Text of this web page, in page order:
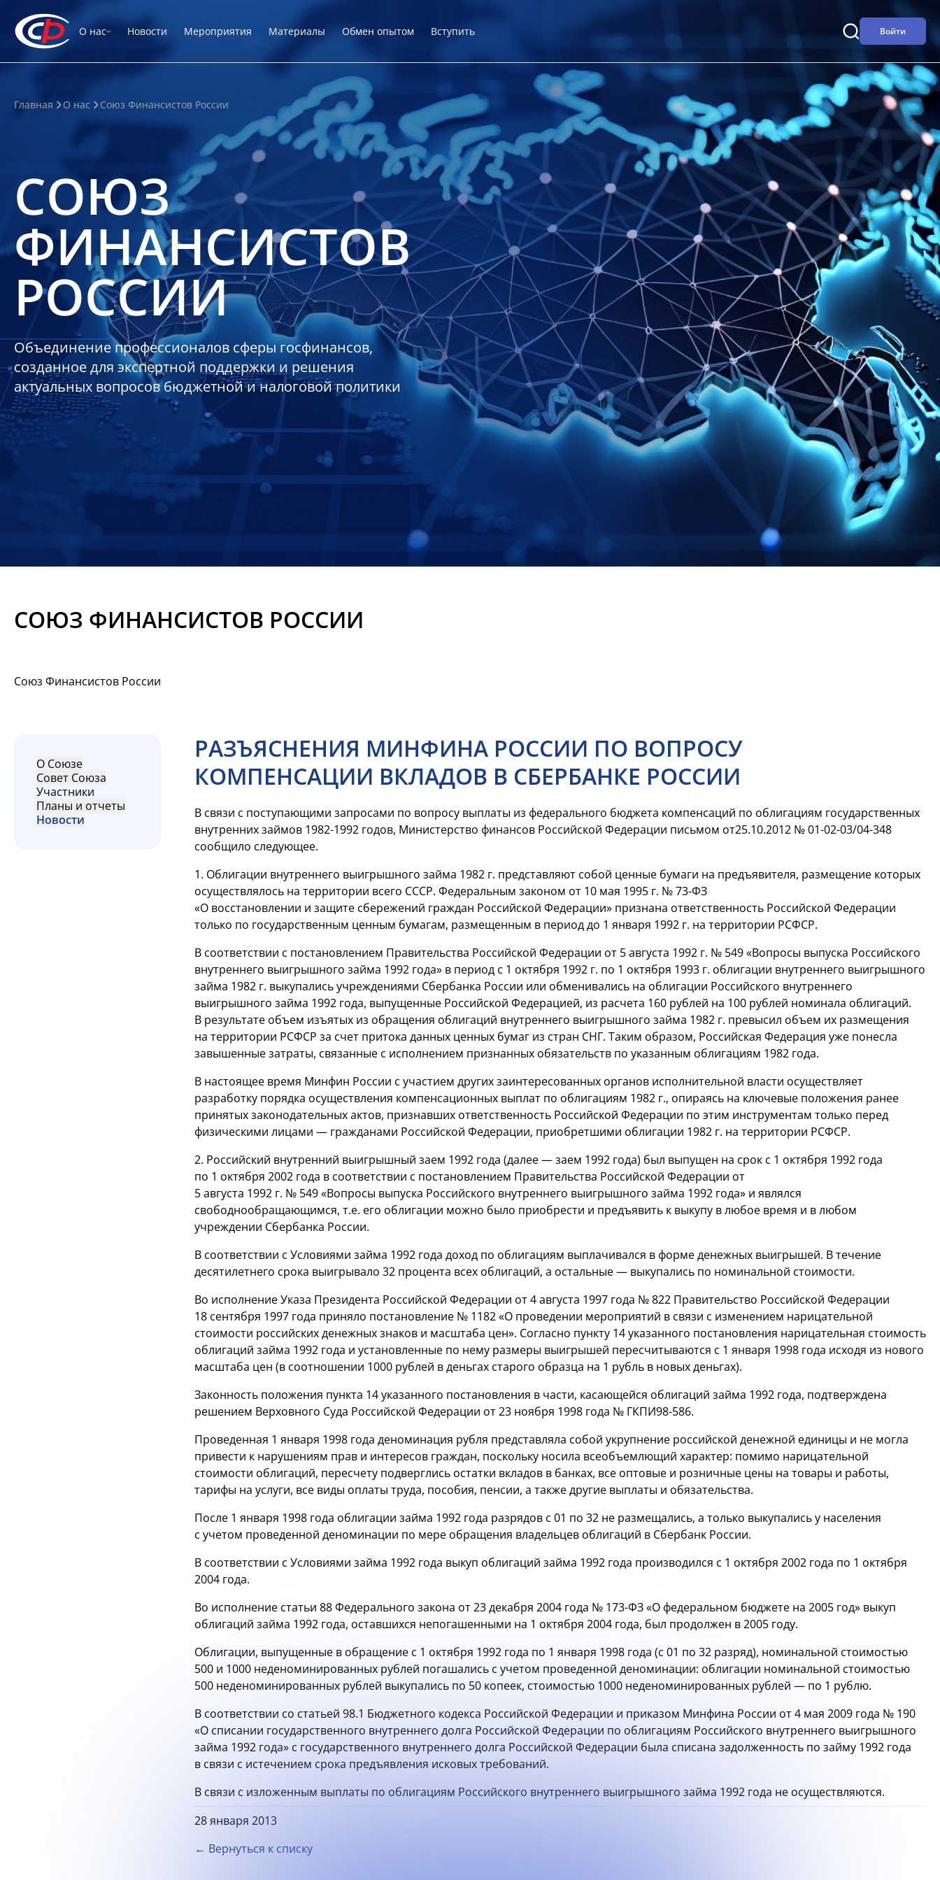
О нас Новости Мероприятия Материалы Обмен опытом Вступить Войти
Главная О нас Союз Финансистов России
СОЮЗ
ФИНАНСИСТОВ
РОССИИ
Объединение профессионалов сферы госфинансов,
созданное для экспертной поддержки и решения
актуальных вопросов бюджетной и налоговой политики
СОЮЗ ФИНАНСИСТОВ РОССИИ
Союз Финансистов России
О Союзе
Совет Союза
Участники
Планы и отчеты
Новости
РАЗЪЯСНЕНИЯ МИНФИНА РОССИИ ПО ВОПРОСУ
КОМПЕНСАЦИИ ВКЛАДОВ В СБЕРБАНКЕ РОССИИ
В связи с поступающими запросами по вопросу выплаты из федерального бюджета компенсаций по облигациям государственных
внутренних займов 1982-1992 годов, Министерство финансов Российской Федерации письмом от25.10.2012 № 01-02-03/04-348
сообщило следующее.
1. Облигации внутреннего выигрышного займа 1982 г. представляют собой ценные бумаги на предъявителя, размещение которых
осуществлялось на территории всего СССР. Федеральным законом от 10 мая 1995 г. №73-ФЗ
«О восстановлении и защите сбережений граждан Российской Федерации» признана ответственность Российской Федерации
только по государственным ценным бумагам, размещенным в период до 1 января 1992 г. на территории РСФСР.
В соответствии с постановлением Правительства Российской Федерации от 5 августа 1992 г. № 549 «Вопросы выпуска Российского
внутреннего выигрышного займа 1992 года» в период с 1 октября 1992 г. по 1 октября 1993 г. облигации внутреннего выигрышного
займа 1982 г. выкупались учреждениями Сбербанка России или обменивались на облигации Российского внутреннего
выигрышного займа 1992 года, выпущенные Российской Федерацией, из расчета 160 рублей на 100 рублей номинала облигаций.
В результате объем изъятых из обращения облигаций внутреннего выигрышного займа 1982 г. превысил объем их размещения
на территории РСФСР за счет притока данных ценных бумаг из стран СНГ. Таким образом, Российская Федерация уже понесла
завышенные затраты, связанные с исполнением признанных обязательств по указанным облигациям 1982 года.
В настоящее время Минфин России с участием других заинтересованных органов исполнительной власти осуществляет
разработку порядка осуществления компенсационных выплат по облигациям 1982 г., опираясь на ключевые положения ранее
принятых законодательных актов, признавших ответственность Российской Федерации по этим инструментам только перед
физическими лицами — гражданами Российской Федерации, приобретшими облигации 1982 г. на территории РСФСР.
2. Российский внутренний выигрышный заем 1992 года (далее — заем 1992 года) был выпущен на срок с 1 октября 1992 года
по 1 октября 2002 года в соответствии с постановлением Правительства Российской Федерации от
5 августа 1992 г. № 549 «Вопросы выпуска Российского внутреннего выигрышного займа 1992 года» и являлся
свободнообращающимся, т.е. его облигации можно было приобрести и предъявить к выкупу в любое время и в любом
учреждении Сбербанка России.
В соответствии с Условиями займа 1992 года доход по облигациям выплачивался в форме денежных выигрышей. В течение
десятилетнего срока выигрывало 32 процента всех облигаций, а остальные — выкупались по номинальной стоимости.
Во исполнение Указа Президента Российской Федерации от 4 августа 1997 года № 822 Правительство Российской Федерации
18 сентября 1997 года приняло постановление № 1182 «О проведении мероприятий в связи с изменением нарицательной
стоимости российских денежных знаков и масштаба цен». Согласно пункту 14 указанного постановления нарицательная стоимость
облигаций займа 1992 года и установленные по нему размеры выигрышей пересчитываются с 1 января 1998 года исходя из нового
масштаба цен (в соотношении 1000 рублей в деньгах старого образца на 1 рубль в новых деньгах).
Законность положения пункта 14 указанного постановления в части, касающейся облигаций займа 1992 года, подтверждена
решением Верховного Суда Российской Федерации от 23 ноября 1998 года № ГКПИ98-586.
Проведенная 1 января 1998 года деноминация рубля представляла собой укрупнение российской денежной единицы и не могла
привести к нарушениям прав и интересов граждан, поскольку носила всеобъемлющий характер: помимо нарицательной
стоимости облигаций, пересчету подверглись остатки вкладов в банках, все оптовые и розничные цены на товары и работы,
тарифы на услуги, все виды оплаты труда, пособия, пенсии, а также другие выплаты и обязательства.
После 1 января 1998 года облигации займа 1992 года разрядов с 01 по 32 не размещались, а только выкупались у населения
с учетом проведенной деноминации по мере обращения владельцев облигаций в Сбербанк России.
В соответствии с Условиями займа 1992 года выкуп облигаций займа 1992 года производился с 1 октября 2002 года по 1 октября
2004 года.
Во исполнение статьи 88 Федерального закона от 23 декабря 2004 года № 173-ФЗ«О федеральном бюджете на 2005 год» выкуп
облигаций займа 1992 года, оставшихся непогашенными на 1 октября 2004 года, был продолжен в 2005 году.
Облигации, выпущенные в обращение с 1 октября 1992 года по 1 января 1998 года (с 01 по 32 разряд), номинальной стоимостью
500 и 1000 неденоминированных рублей погашались с учетом проведенной деноминации: облигации номинальной стоимостью
500 неденоминированных рублей выкупались по 50 копеек, стоимостью 1000 неденоминированных рублей — по 1 рублю.
В соответствии со статьей 98.1 Бюджетного кодекса Российской Федерации и приказом Минфина России от 4 мая 2009 года № 190
«О списании государственного внутреннего долга Российской Федерации по облигациям Российского внутреннего выигрышного
займа 1992 года» с государственного внутреннего долга Российской Федерации была списана задолженность по займу 1992 года
в связи с истечением срока предъявления исковых требований.
В связи с изложенным выплаты по облигациям Российского внутреннего выигрышного займа 1992 года не осуществляются.
28 января 2013
← Вернуться к списку